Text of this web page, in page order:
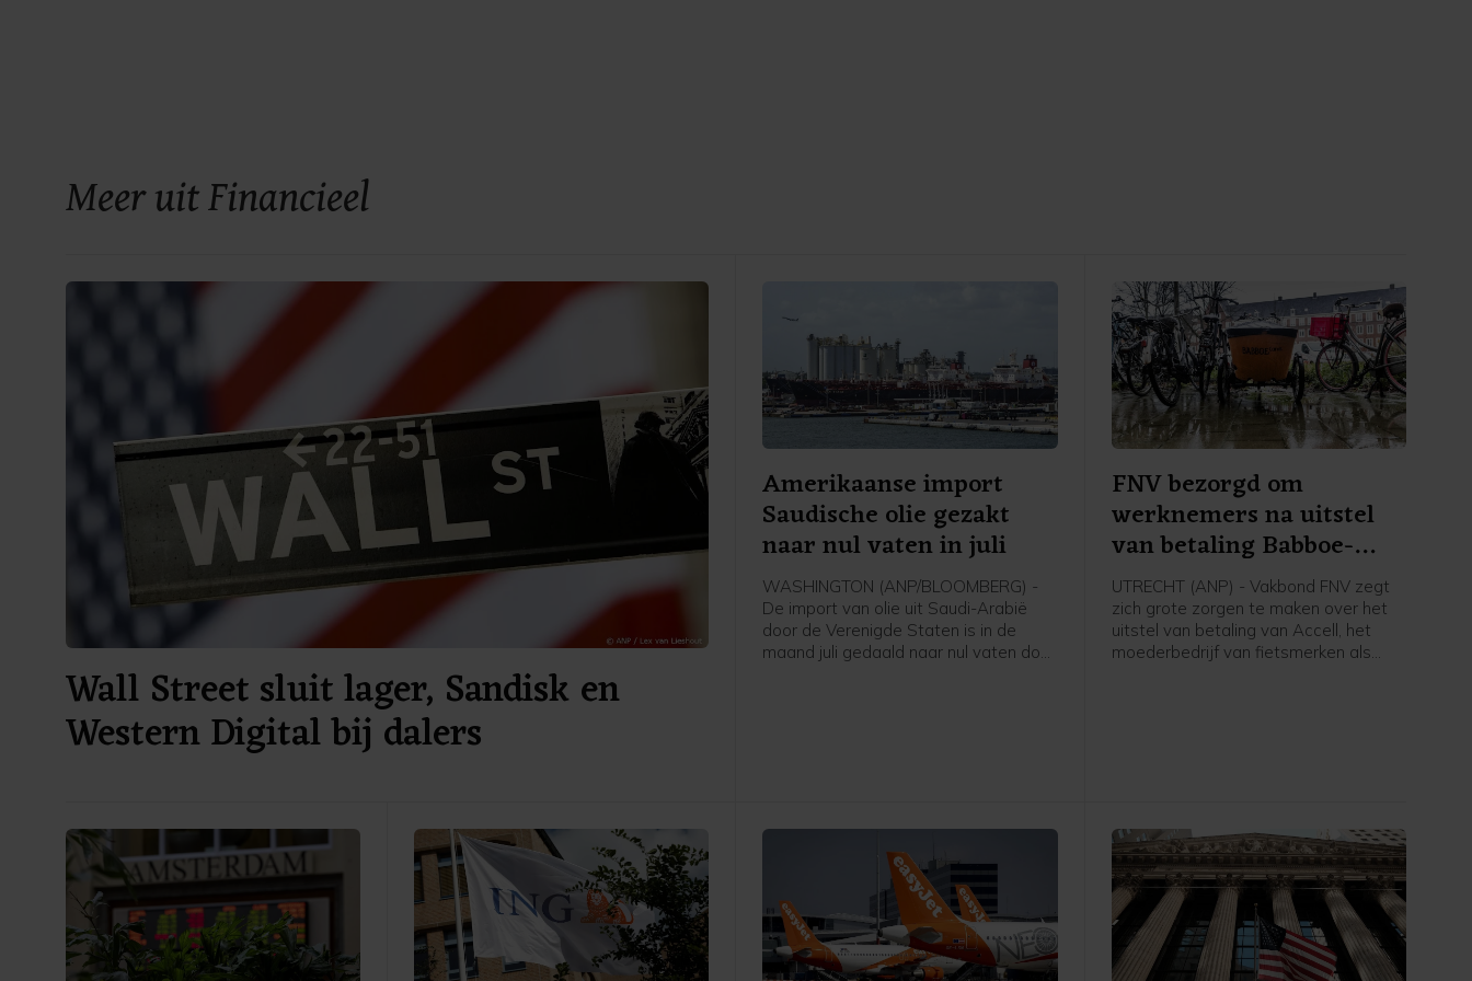
Meer uit Financieel
Wall Street sluit lager, Sandisk en
Western Digital bij dalers
Amerikaanse import
Saudische olie gezakt
naar nul vaten in juli
WASHINGTON (ANP/BLOOMBERG) -
De import van olie uit Saudi-Arabië
door de Verenigde Staten is in de
maand juli gedaald naar nul vaten door
enkel vat Saudische olie is
geïmporteerd in de VS.
FNV bezorgd om
werknemers na uitstel
van betaling Babboe-
moeder
UTRECHT (ANP) - Vakbond FNV zegt
zich grote zorgen te maken over het
uitstel van betaling van Accell, het
moederbedrijf van fietsmerken als
hun baan, inkomen en toekomst, aldus
de grootste vakbond van Nederland.